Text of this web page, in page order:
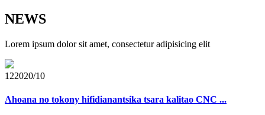
NEWS
Lorem ipsum dolor sit amet, consectetur adipisicing elit
122020/10
Ahoana no tokony hifidianantsika tsara kalitao CNC ...